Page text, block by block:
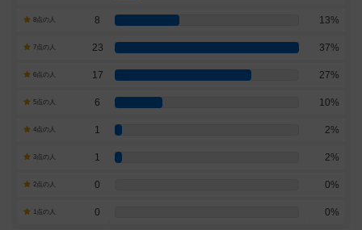
8点の人 8 13%
7点の人 23 37%
6点の人 17 27%
5点の人 6 10%
4点の人 1 2%
3点の人 1 2%
2点の人 0 0%
1点の人 0 0%